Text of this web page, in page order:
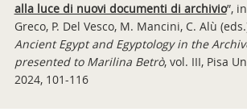
alla luce di nuovi documenti di archivio”,
Greco, P. Del Vesco, M. Mancini, C. Alù
Ancient Egypt and Egyptology in the
presented to Marilina Betrò, vol. III, Pisa
2024, 101-116